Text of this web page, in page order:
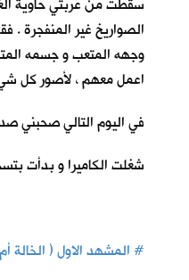
الصواريخ غير المنفجرة .
وجهه المتعب و جسمه
اعمل معهم ، لأصور كل
في اليوم التالي صحبني
شغلت الكاميرا و بدأت
#المشهد الاول ( الخالة